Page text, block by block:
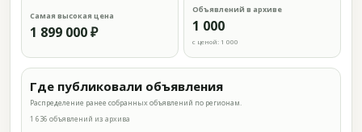
Самая высокая цена
1 899 000 ₽
Объявлений в архиве
1 000
с ценой: 1 000
Где публиковали объявления
Распределение ранее собранных объявлений по регионам.
1 636 объявлений из архива